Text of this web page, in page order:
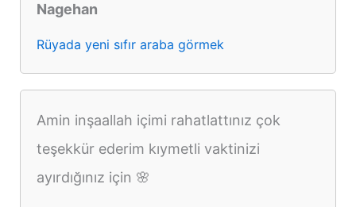
Nagehan
Rüyada yeni sıfır araba görmek
Amin inşaallah içimi rahatlattınız çok
teşekkür ederim kıymetli vaktinizi
ayırdığınız için 🌸